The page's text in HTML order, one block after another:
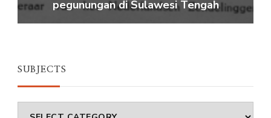
pegunungan di Sulawesi Tengah
SUBJECTS
Subjects